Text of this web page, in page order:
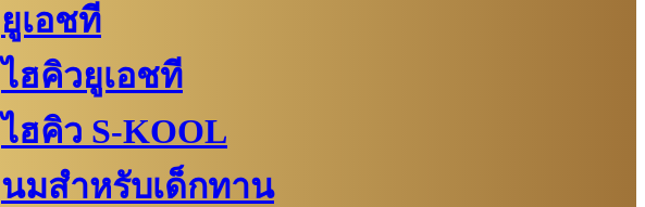
ยูเอชที
ไฮคิวยูเอชที
ไฮคิว S-KOOL
นมสำหรับเด็กทาน